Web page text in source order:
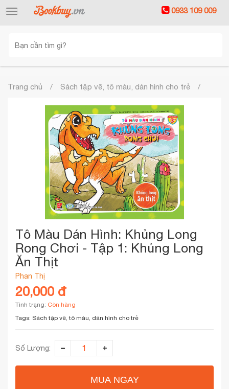
Toggle
0933 109 009
Trang chủ Sách tập vẽ, tô màu, dán hình cho trẻ
Tô Màu Dán Hình: Khủng Long
Rong Chơi - Tập 1: Khủng Long
Ăn Thịt
Phan Thị
20,000 đ
Tình trạng: Còn hàng
Tags: Sách tập vẽ, tô màu, dán hình cho trẻ
Số Lượng:
MUA NGAY